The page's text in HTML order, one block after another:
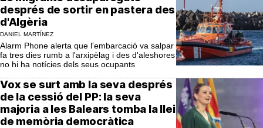
després de sortir en pastera des
d'Algèria
DANIEL MARTÍNEZ
Alarm Phone alerta que l'embarcació va salpar
fa tres dies rumb a l'arxipèlag i des d'aleshores
no hi ha notícies dels seus ocupants
Vox se surt amb la seva després
de la cessió del PP: la seva
majoria a les Balears tomba la llei
de memòria democràtica